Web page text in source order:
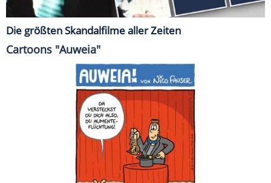
Die größten Skandalfilme aller Zeiten
Cartoons "Auweia"